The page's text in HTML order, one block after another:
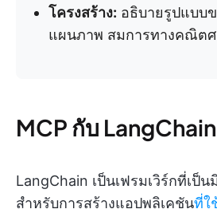
โครงสร้าง: อธิบายรูปแบบ
แผนภาพ สมการทางคณิตศ
MCP กับ LangChain
LangChain เป็นเฟรมเวิร์กที่เป็
สำหรับการสร้างแอปพลิเคชันที่ใ